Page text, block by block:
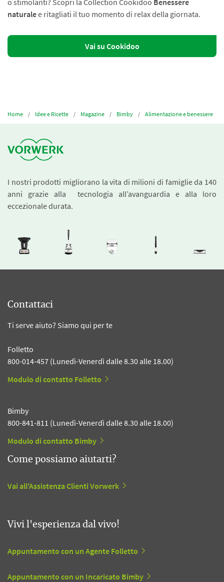
o stimolanti? Scopri la Collection Cookidoo Benessere
naturalee ritagliati il tuo momento di relax della giornata.
Vai su Cookidoo
Home Idee e Ricette Magazine Bimby Alimentazione e benessere
I nostri prodotti migliorano la vita di milioni di famiglie da 140
anni grazie alla tecnologia all’avanguardia e alla loro
eccezionale durata.
Contattaci
Ti serve aiuto? Siamo qui per te
Folletto
800-014-457 (Lunedì-Venerdì dalle 8.30 alle 18.00)
Modulo di contatto Folletto
Bimby
800-841-811 (Lunedì-Venerdì dalle 8.30 alle 18.00)
Modulo di contatto Bimby
Come possiamo aiutarti?
Vai all'Assistenza Clienti Vorwerk
Vivi l'esperienza dal vivo!
Appuntamento con un Agente Folletto
Appuntamento con un Incaricato Bimby